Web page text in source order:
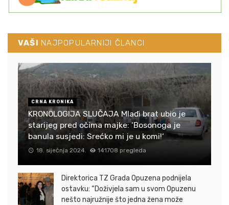
VAŠI NAJPOPULARNIJI ČLANCI
CRNA KRONIKA
KRONOLOGIJA SLUČAJA Mlađi brat ubio je
starijeg pred očima majke: ‘Bosonoga je
banula susjedi: Srećko mi je u komi!‘
18. siječnja 2024. 141708 pregleda
Direktorica TZ Grada Opuzena podnijela
ostavku: “Doživjela sam u svom Opuzenu
nešto najružnije što jedna žena može